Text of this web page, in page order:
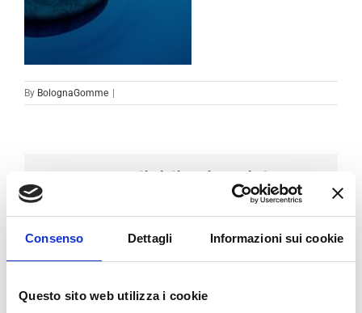
Consenso Dettagli Informazioni sui cookie
Questo sito web utilizza i cookie
By BolognaGomme
Condividi sui social
FacebookLinkedInEmail